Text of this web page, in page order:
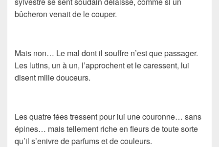
bûcheron venait de le couper.
Mais non… Le mal dont il souffre n’est que passager.
Les lutins, un à un, l’approchent et le caressent, lui
disent mille douceurs.
Les quatre fées tressent pour lui une couronne… sans
épines… mais tellement riche en fleurs de toute sorte
qu’il s’enivre de parfums et de couleurs.